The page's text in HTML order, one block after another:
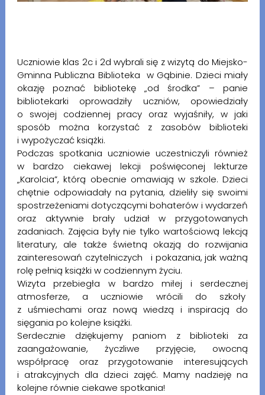
Uczniowie klas 2c i 2d wybrali się z wizytą do Miejsko-
Gminna Publiczna Biblioteka w Gąbinie. Dzieci miały
okazję poznać bibliotekę „od środka” – panie
bibliotekarki oprowadziły uczniów, opowiedziały
o swojej codziennej pracy oraz wyjaśniły, w jaki
sposób można korzystać z zasobów biblioteki
i wypożyczać książki.
Podczas spotkania uczniowie uczestniczyli również
w bardzo ciekawej lekcji poświęconej lekturze
„Karolcia”, którą obecnie omawiają w szkole. Dzieci
chętnie odpowiadały na pytania, dzieliły się swoimi
spostrzeżeniami dotyczącymi bohaterów i wydarzeń
oraz aktywnie brały udział w przygotowanych
zadaniach. Zajęcia były nie tylko wartościową lekcją
literatury, ale także świetną okazją do rozwijania
zainteresowań czytelniczych i pokazania, jak ważną
rolę pełnią książki w codziennym życiu.
Wizyta przebiegła w bardzo miłej i serdecznej
atmosferze, a uczniowie wrócili do szkoły
z uśmiechami oraz nową wiedzą i inspiracją do
sięgania po kolejne książki.
Serdecznie dziękujemy paniom z biblioteki za
zaangażowanie, życzliwe przyjęcie, owocną
współpracę oraz przygotowanie interesujących
i atrakcyjnych dla dzieci zajęć. Mamy nadzieję na
kolejne równie ciekawe spotkania!